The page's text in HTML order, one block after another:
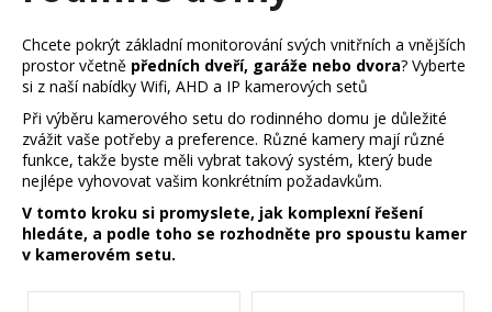
Chcete pokrýt základní monitorování svých vnitřních a vnějších
prostor včetně předních dveří, garáže nebo dvora? Vyberte
si z naší nabídky Wifi, AHD a IP kamerových setů
Při výběru kamerového setu do rodinného domu je důležité
zvážit vaše potřeby a preference. Různé kamery mají různé
funkce, takže byste měli vybrat takový systém, který bude
nejlépe vyhovovat vašim konkrétním požadavkům.
V tomto kroku si promyslete, jak komplexní řešení
hledáte, a podle toho se rozhodněte pro spoustu kamer
v kamerovém setu.
p
o
t
ř
e
b
u
j
e
t